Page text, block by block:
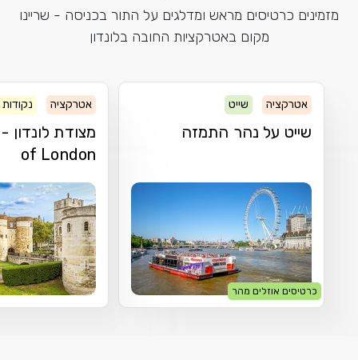
מזמינים כרטיסים מראש ומדלגים על התור בכניסה - שריינו
מקום באטרקציות החובה בלונדון
אטרקציה שייט
שייט על נהר התמזה
כרטיסים אוזלים מהר
אטרקציה נקודות
of London